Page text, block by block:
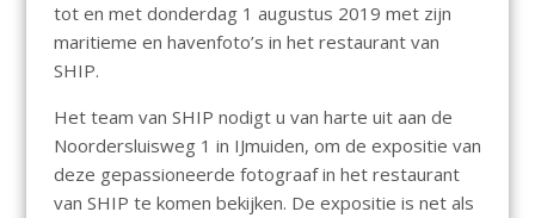
tot en met donderdag 1 augustus 2019 met zijn
maritieme en havenfoto’s in het restaurant van
SHIP.
Het team van SHIP nodigt u van harte uit aan de
Noordersluisweg 1 in IJmuiden, om de expositie van
deze gepassioneerde fotograaf in het restaurant
van SHIP te komen bekijken. De expositie is net als